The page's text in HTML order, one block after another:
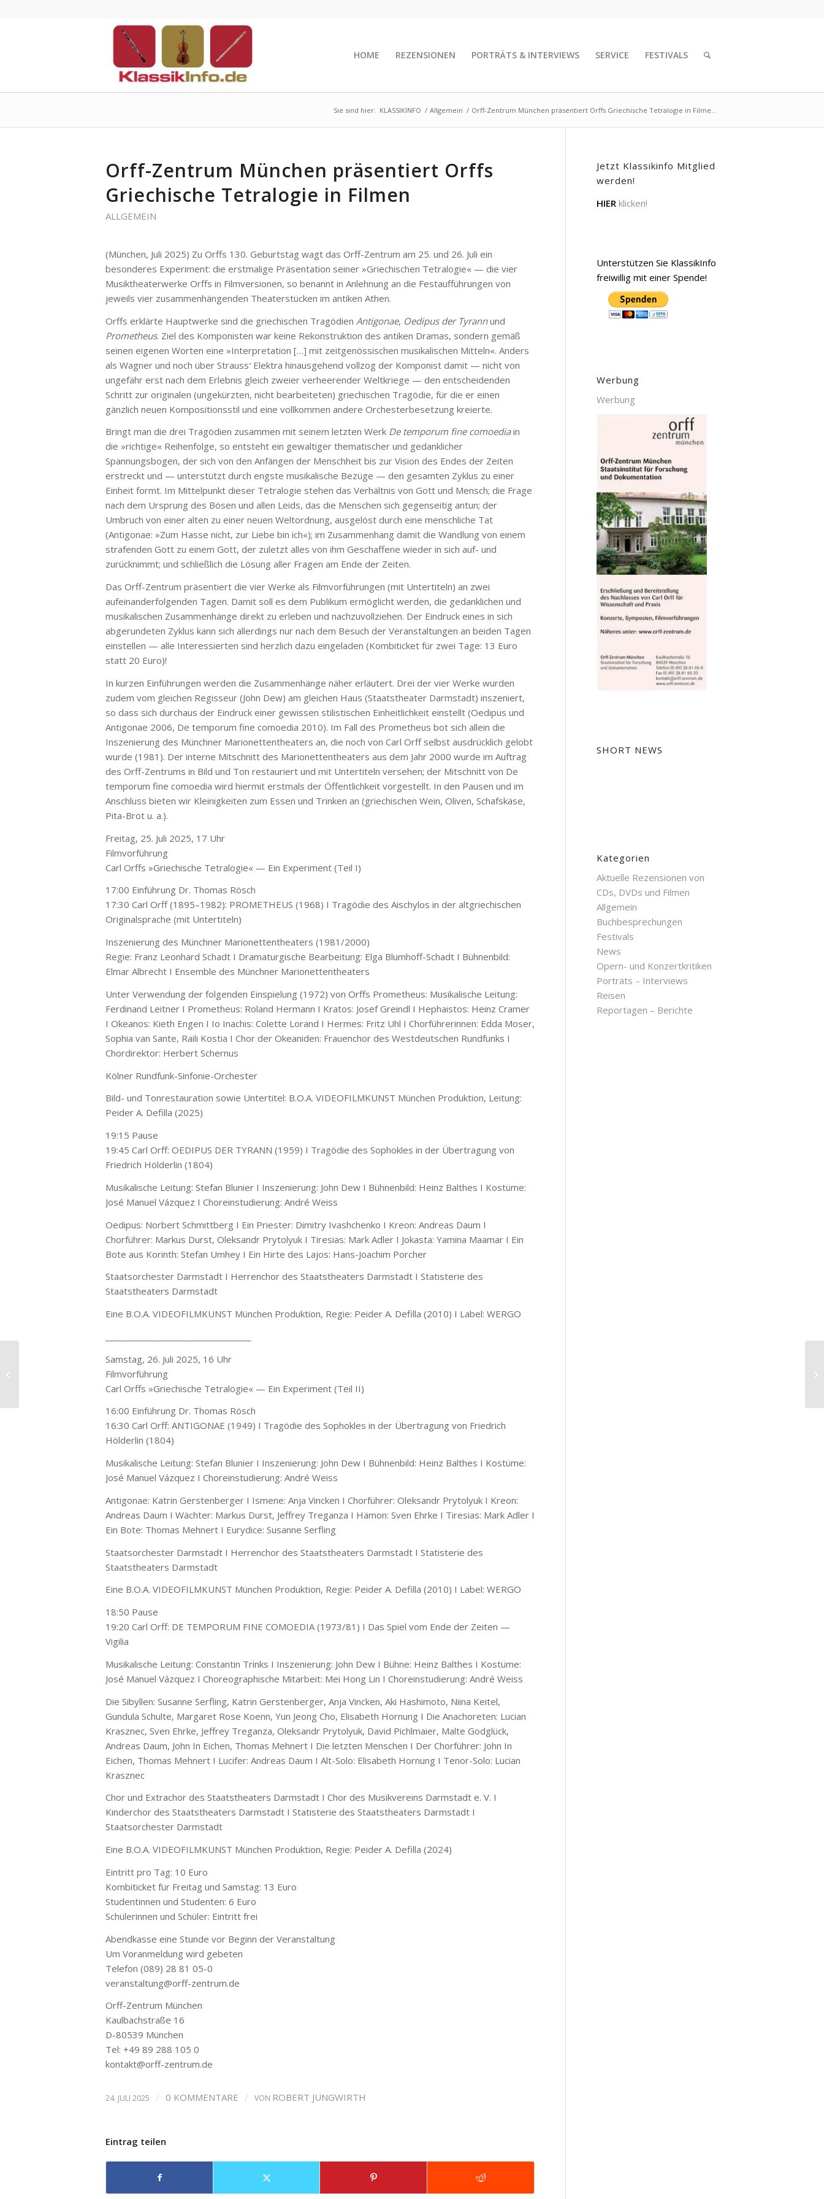
HOME REZENSIONEN PORTRÄTS & INTERVIEWS SERVICE FESTIVALS
Sie sind hier: KLASSIKINFO / Allgemein / Orff-Zentrum München präsentiert Orffs Griechische Tetralogie in Filme...
Orff-Zentrum München präsentiert Orffs
Griechische Tetralogie in Filmen
ALLGEMEIN
(München, Juli 2025) Zu Orffs 130. Geburtstag wagt das Orff-Zentrum am 25. und 26. Juli ein
besonderes Experiment: die erstmalige Präsentation seiner »Griechischen Tetralogie« — die vier
Musiktheaterwerke Orffs in Filmversionen, so benannt in Anlehnung an die Festaufführungen von
jeweils vier zusammenhängenden Theaterstücken im antiken Athen.
Orffs erklärte Hauptwerke sind die griechischen Tragödien Antigonae, Oedipus der Tyrannund
Prometheus. Ziel des Komponisten war keine Rekonstruktion des antiken Dramas, sondern gemäß
seinen eigenen Worten eine »Interpretation […] mit zeitgenössischen musikalischen Mitteln«. Anders
als Wagner und noch über Strauss′ Elektra hinausgehend vollzog der Komponist damit — nicht von
ungefähr erst nach dem Erlebnis gleich zweier verheerender Weltkriege — den entscheidenden
Schritt zur originalen (ungekürzten, nicht bearbeiteten) griechischen Tragödie, für die er einen
gänzlich neuen Kompositionsstil und eine vollkommen andere Orchesterbesetzung kreierte.
Bringt man die drei Tragödien zusammen mit seinem letzten Werk De temporum fine comoediain
die »richtige« Reihenfolge, so entsteht ein gewaltiger thematischer und gedanklicher
Spannungsbogen, der sich von den Anfängen der Menschheit bis zur Vision des Endes der Zeiten
erstreckt und — unterstützt durch engste musikalische Bezüge — den gesamten Zyklus zu einer
Einheit formt. Im Mittelpunkt dieser Tetralogie stehen das Verhältnis von Gott und Mensch; die Frage
nach dem Ursprung des Bösen und allen Leids, das die Menschen sich gegenseitig antun; der
Umbruch von einer alten zu einer neuen Weltordnung, ausgelöst durch eine menschliche Tat
(Antigonae: »Zum Hasse nicht, zur Liebe bin ich«); im Zusammenhang damit die Wandlung von einem
strafenden Gott zu einem Gott, der zuletzt alles von ihm Geschaffene wieder in sich auf- und
zurücknimmt; und schließlich die Lösung aller Fragen am Ende der Zeiten.
Das Orff-Zentrum präsentiert die vier Werke als Filmvorführungen (mit Untertiteln) an zwei
aufeinanderfolgenden Tagen. Damit soll es dem Publikum ermöglicht werden, die gedanklichen und
musikalischen Zusammenhänge direkt zu erleben und nachzuvollziehen. Der Eindruck eines in sich
abgerundeten Zyklus kann sich allerdings nur nach dem Besuch der Veranstaltungen an beiden Tagen
einstellen — alle Interessierten sind herzlich dazu eingeladen (Kombiticket für zwei Tage: 13 Euro
statt 20 Euro)!
In kurzen Einführungen werden die Zusammenhänge näher erläutert. Drei der vier Werke wurden
zudem vom gleichen Regisseur (John Dew) am gleichen Haus (Staatstheater Darmstadt) inszeniert,
so dass sich durchaus der Eindruck einer gewissen stilistischen Einheitlichkeit einstellt (Oedipus und
Antigonae 2006, De temporum fine comoedia 2010). Im Fall des Prometheus bot sich allein die
Inszenierung des Münchner Marionettentheaters an, die noch von Carl Orff selbst ausdrücklich gelobt
wurde (1981). Der interne Mitschnitt des Marionettentheaters aus dem Jahr 2000 wurde im Auftrag
des Orff-Zentrums in Bild und Ton restauriert und mit Untertiteln versehen; der Mitschnitt von De
temporum fine comoedia wird hiermit erstmals der Öffentlichkeit vorgestellt. In den Pausen und im
Anschluss bieten wir Kleinigkeiten zum Essen und Trinken an (griechischen Wein, Oliven, Schafskäse,
Pita-Brot u. a.).
Freitag, 25. Juli 2025, 17 Uhr
Filmvorführung
Carl Orffs »Griechische Tetralogie« — Ein Experiment (Teil I)
17:00 Einführung Dr. Thomas Rösch
17:30 Carl Orff (1895–1982): PROMETHEUS (1968) I Tragödie des Aischylos in der altgriechischen
Originalsprache (mit Untertiteln)
Inszenierung des Münchner Marionettentheaters (1981/2000)
Regie: Franz Leonhard Schadt I Dramaturgische Bearbeitung: Elga Blumhoff-Schadt I Bühnenbild:
Elmar Albrecht I Ensemble des Münchner Marionettentheaters
Unter Verwendung der folgenden Einspielung (1972) von Orffs Prometheus: Musikalische Leitung:
Ferdinand Leitner I Prometheus: Roland Hermann I Kratos: Josef Greindl I Hephaistos: Heinz Cramer
I Okeanos: Kieth Engen I Io Inachis: Colette Lorand I Hermes: Fritz Uhl I Chorführerinnen: Edda Moser,
Sophia van Sante, Raili Kostia I Chor der Okeaniden: Frauenchor des Westdeutschen Rundfunks I
Chordirektor: Herbert Schernus
Kölner Rundfunk-Sinfonie-Orchester
Bild- und Tonrestauration sowie Untertitel: B.O.A. VIDEOFILMKUNST München Produktion, Leitung:
Peider A. Defilla (2025)
19:15 Pause
19:45 Carl Orff: OEDIPUS DER TYRANN (1959) I Tragödie des Sophokles in der Übertragung von
Friedrich Hölderlin (1804)
Musikalische Leitung: Stefan Blunier I Inszenierung: John Dew I Bühnenbild: Heinz Balthes I Kostüme:
José Manuel Vázquez I Choreinstudierung: André Weiss
Oedipus: Norbert Schmittberg I Ein Priester: Dimitry Ivashchenko I Kreon: Andreas Daum I
Chorführer: Markus Durst, Oleksandr Prytolyuk I Tiresias: Mark Adler I Jokasta: Yamina Maamar I Ein
Bote aus Korinth: Stefan Umhey I Ein Hirte des Lajos: Hans-Joachim Porcher
Staatsorchester Darmstadt I Herrenchor des Staatstheaters Darmstadt I Statisterie des
Staatstheaters Darmstadt
Eine B.O.A. VIDEOFILMKUNST München Produktion, Regie: Peider A. Defilla (2010) I Label: WERGO
Samstag, 26. Juli 2025, 16 Uhr
Filmvorführung
Carl Orffs »Griechische Tetralogie« — Ein Experiment (Teil II)
16:00 Einführung Dr. Thomas Rösch
16:30 Carl Orff: ANTIGONAE (1949) I Tragödie des Sophokles in der Übertragung von Friedrich
Hölderlin (1804)
Musikalische Leitung: Stefan Blunier I Inszenierung: John Dew I Bühnenbild: Heinz Balthes I Kostüme:
José Manuel Vázquez I Choreinstudierung: André Weiss
Antigonae: Katrin Gerstenberger I Ismene: Anja Vincken I Chorführer: Oleksandr Prytolyuk I Kreon:
Andreas Daum I Wächter: Markus Durst, Jeffrey Treganza I Hämon: Sven Ehrke I Tiresias: Mark Adler I
Ein Bote: Thomas Mehnert I Eurydice: Susanne Serfling
Staatsorchester Darmstadt I Herrenchor des Staatstheaters Darmstadt I Statisterie des
Staatstheaters Darmstadt
Eine B.O.A. VIDEOFILMKUNST München Produktion, Regie: Peider A. Defilla (2010) I Label: WERGO
18:50 Pause
19:20 Carl Orff: DE TEMPORUM FINE COMOEDIA (1973/81) I Das Spiel vom Ende der Zeiten —
Vigilia
Musikalische Leitung: Constantin Trinks I Inszenierung: John Dew I Bühne: Heinz Balthes I Kostüme:
José Manuel Vázquez I Choreographische Mitarbeit: Mei Hong Lin I Choreinstudierung: André Weiss
Die Sibyllen: Susanne Serfling, Katrin Gerstenberger, Anja Vincken, Aki Hashimoto, Niina Keitel,
Gundula Schulte, Margaret Rose Koenn, Yun Jeong Cho, Elisabeth Hornung I Die Anachoreten: Lucian
Krasznec, Sven Ehrke, Jeffrey Treganza, Oleksandr Prytolyuk, David Pichlmaier, Malte Godglück,
Andreas Daum, John In Eichen, Thomas Mehnert I Die letzten Menschen I Der Chorführer: John In
Eichen, Thomas Mehnert I Lucifer: Andreas Daum I Alt-Solo: Elisabeth Hornung I Tenor-Solo: Lucian
Krasznec
Chor und Extrachor des Staatstheaters Darmstadt I Chor des Musikvereins Darmstadt e. V. I
Kinderchor des Staatstheaters Darmstadt I Statisterie des Staatstheaters Darmstadt I
Staatsorchester Darmstadt
Eine B.O.A. VIDEOFILMKUNST München Produktion, Regie: Peider A. Defilla (2024)
Eintritt pro Tag: 10 Euro
Kombiticket für Freitag und Samstag: 13 Euro
Studentinnen und Studenten: 6 Euro
Schülerinnen und Schüler: Eintritt frei
Abendkasse eine Stunde vor Beginn der Veranstaltung
Um Voranmeldung wird gebeten
Telefon (089) 28 81 05-0
veranstaltung@orff-zentrum.de
Orff-Zentrum München
Kaulbachstraße 16
D-80539 München
Tel: +49 89 288 105 0
kontakt@orff-zentrum.de
24. JULI 2025 / 0 KOMMENTARE / VON ROBERT JUNGWIRTH
Eintrag teilen
Jetzt Klassikinfo Mitglied
werden!
HIER klicken!
Unterstützen Sie KlassikInfo
freiwillig mit einer Spende!
Werbung
Werbung
SHORT NEWS
Kategorien
Aktuelle Rezensionen von
CDs, DVDs und Filmen
Allgemein
Buchbesprechungen
Festivals
News
Opern- und Konzertkritiken
Porträts – Interviews
Reisen
Reportagen – Berichte